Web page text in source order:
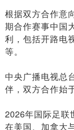
根据双方合作意
期合作赛事中国
利，包括开路电
等。
中央广播电视总
伴，双方合作始
2026年国际足联
在美国、加拿大